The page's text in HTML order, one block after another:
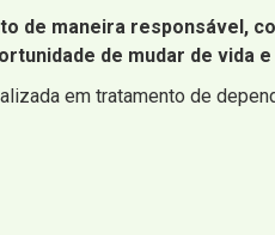
de maneira responsável,
de mudar de vida
em tratamento de